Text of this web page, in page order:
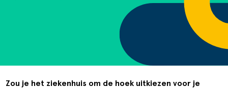
Wat is
Wat is
Scanning
Factuurverwerking
Blogs & Nieuws
Zou je het ziekenhuis om de hoek uitkiezen voor je